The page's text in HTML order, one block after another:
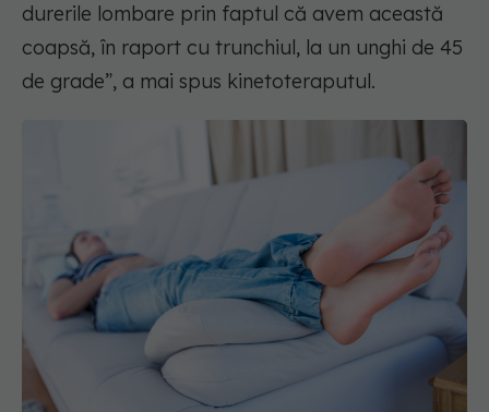
durerile lombare prin faptul că avem această
coapsă, în raport cu trunchiul, la un unghi de 45
de grade”, a mai spus kinetoteraputul.